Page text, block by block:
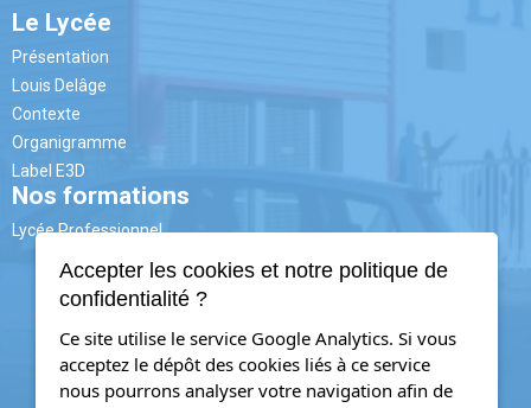
Le Lycée
Présentation
Louis Delâge
Contexte
Organigramme
Label E3D
Nos formations
Lycée Professionnel
CAP
CAP AAGA
BAC PRO
MELEC
PLP
TRPM (ex.TU)
Accepter les cookies et notre politique de
confidentialité ?
Ce site utilise le service Google Analytics. Si vous
acceptez le dépôt des cookies liés à ce service
nous pourrons analyser votre navigation afin de